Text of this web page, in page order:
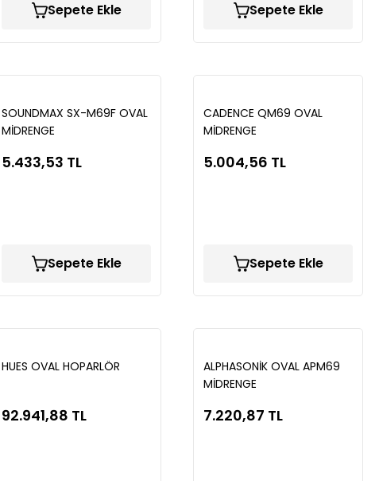
Sepete Ekle Sepete Ekle
SOUNDMAX SX-M69F OVAL
MİDRENGE
5.433,53 TL
Sepete Ekle
CADENCE QM69 OVAL
MİDRENGE
5.004,56 TL
Sepete Ekle
HUES OVAL HOPARLÖR
92.941,88 TL
ALPHASONİK OVAL APM69
MİDRENGE
7.220,87 TL